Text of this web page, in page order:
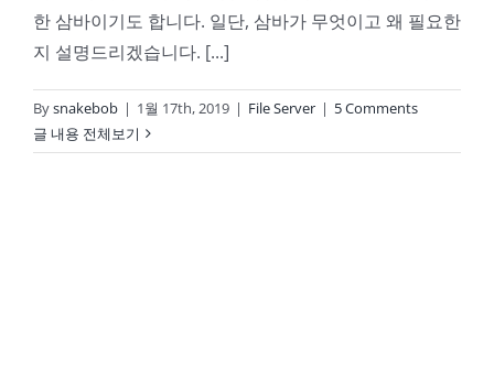
한 삼바이기도 합니다. 일단, 삼바가 무엇이고 왜 필요한
지 설명드리겠습니다. [...]
Bysnakebob | 1월 17th, 2019 | File Server | 5 Comments
글 내용 전체보기